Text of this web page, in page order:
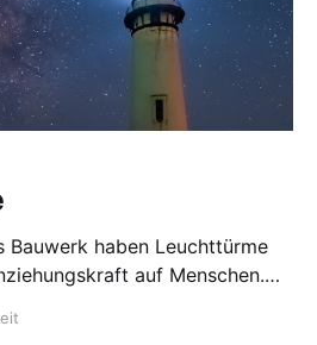
Bauwerk haben Leuchttürme
auf Menschen.
Meer bedroht wurde, war